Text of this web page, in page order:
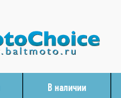
В наличии